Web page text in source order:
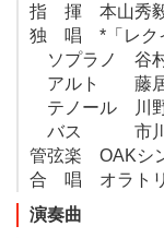
指 揮 本山秀
独 唱 *「レク
ソプラノ 谷
アルト 藤居
テノール 川
バス 市川
管弦楽 OAKシ
合 唱 オラトリ
演奏曲